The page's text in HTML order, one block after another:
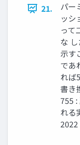
21.
パー
ッシ
って
な
示す
であ
れば
書き
755 :
れる